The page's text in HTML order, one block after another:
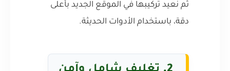
ثم نعيد تركيبها في الموقع الجديد بأعلى
دقة، باستخدام الأدوات الحديثة.